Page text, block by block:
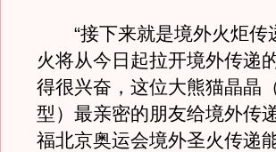
“接下来就是境外火炬传
火将从今日起拉开境外传递
得很兴奋，这位大熊猫晶晶
型）最亲密的朋友给境外传
福北京奥运会境外圣火传递